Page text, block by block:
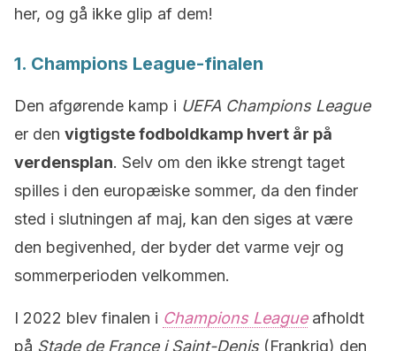
her, og gå ikke glip af dem!
1. Champions League-finalen
Den afgørende kamp i UEFA Champions League
er den vigtigste fodboldkamp hvert år på
verdensplan. Selv om den ikke strengt taget
spilles i den europæiske sommer, da den finder
sted i slutningen af maj, kan den siges at være
den begivenhed, der byder det varme vejr og
sommerperioden velkommen.
I 2022 blev finalen i Champions League afholdt
på Stade de France i Saint-Denis(Frankrig) den